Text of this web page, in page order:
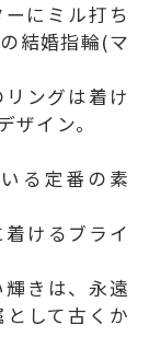
にミル打ち
結婚指輪(マ
ングは着け
イン。
る定番の素
けるブライ
輝きは、永遠
して古くか